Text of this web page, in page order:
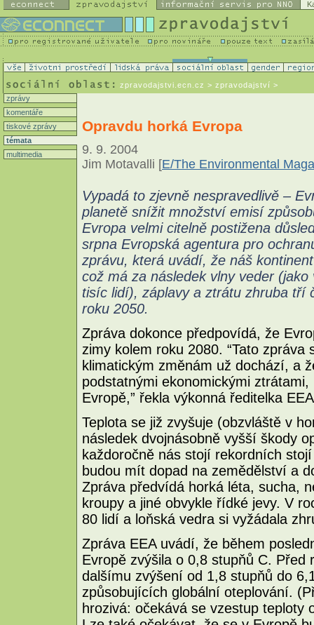
zpravodajstvi.ecn.cz > zpravodajství >
zprávy
komentáře
tiskové zprávy
témata
multimedia
Opravdu horká Evropa
9. 9. 2004
Jim Motavalli [E/The Environmental
Vypadá to zjevně nespravedlivě –
planetě snížit množství emisí
Evropa velmi citelně postižena
srpna Evropská agentura pro
zprávu, která uvádí, že náš
což má za následek vlny veder
tisíc lidí), záplavy a ztrátu zhruba tří
roku 2050.
Zpráva dokonce předpovídá, že
zimy kolem roku 2080. “Tato
klimatickým změnám už dochází, a
podstatnými ekonomickými
Evropě,” řekla výkonná ředitelka
Teplota se již zvyšuje (obzvláště v
následek dvojnásobně vyšší škody
každoročně nás stojí rekordních
budou mít dopad na zemědělství a
Zpráva předvídá horká léta, sucha,
kroupy a jiné obvykle řídké jevy. V
80 lidí a loňská vedra si vyžádala
Zpráva EEA uvádí, že během
Evropě zvýšila o 0,8 stupňů C.
dalšímu zvýšení od 1,8 stupňů do
způsobujících globální oteplování.
hrozivá: očekává se vzestup teploty